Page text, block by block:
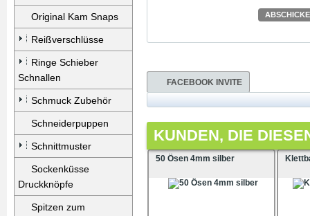
Original Kam Snaps
Reißverschlüsse
Ringe Schieber
Schnallen
Schmuck Zubehör
Schneiderpuppen
Schnittmuster
Sockenküsse
Druckknöpfe
Spitzen zum
FACEBOOK INVITE
KUNDEN, DIE
50 Ösen 4mm silber